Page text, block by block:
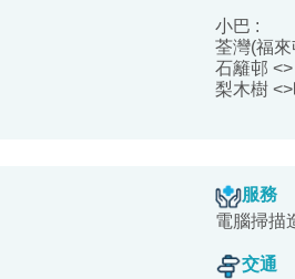
小巴 :
荃灣(福
石籬邨
梨木樹
服務
電腦掃描
交通